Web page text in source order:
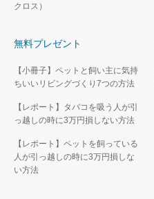
クロス）
無料プレゼント
【小冊子】ペットと飼い主に気持
ちいいリビングづくり7つの方法
【レポート】タバコを吸う人が引
っ越しの時に3万円損しない方法
【レポート】ペットを飼っている
人が引っ越しの時に3万円損しな
い方法